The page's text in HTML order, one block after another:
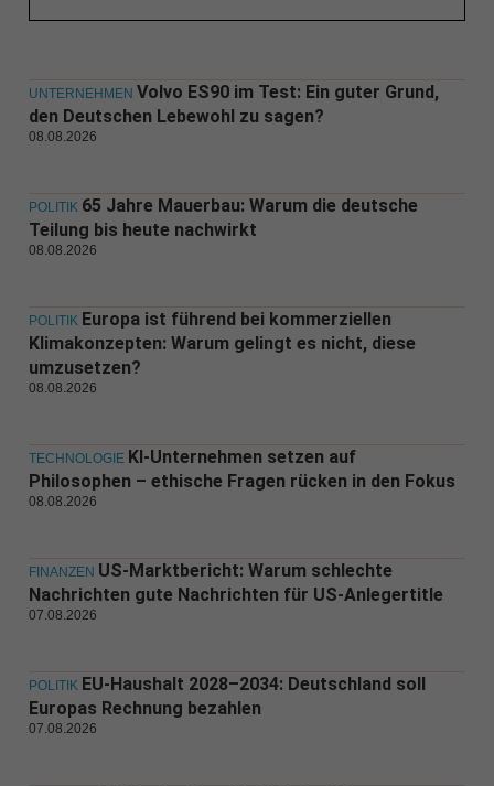
UNTERNEHMEN Volvo ES90 im Test: Ein guter Grund,
den Deutschen Lebewohl zu sagen?
08.08.2026
POLITIK 65 Jahre Mauerbau: Warum die deutsche
Teilung bis heute nachwirkt
08.08.2026
POLITIK Europa ist führend bei kommerziellen
Klimakonzepten: Warum gelingt es nicht, diese
umzusetzen?
08.08.2026
TECHNOLOGIE KI-Unternehmen setzen auf
Philosophen – ethische Fragen rücken in den Fokus
08.08.2026
FINANZEN US-Marktbericht: Warum schlechte
Nachrichten gute Nachrichten für US-Anlegertitle
07.08.2026
POLITIK EU-Haushalt 2028–2034: Deutschland soll
Europas Rechnung bezahlen
07.08.2026